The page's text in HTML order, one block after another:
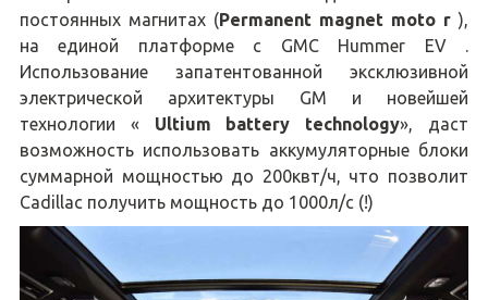
постоянных магнитах (Permanent magnet moto r ),
на единой платформе с GMC Hummer EV .
Использование запатентованной эксклюзивной
электрической архитектуры GM и новейшей
технологии « Ultium battery technology», даст
возможность использовать аккумуляторные блоки
суммарной мощностью до 200квт/ч, что позволит
Cadillac получить мощность до 1000л/с (!)